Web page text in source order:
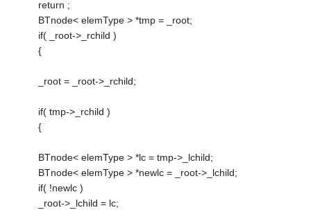
return ;
BTnode< elemType > *tmp = _root;
if( _root->_rchild )
{
_root = _root->_rchild;
if( tmp->_rchild )
{
BTnode< elemType > *lc = tmp->_lchild;
BTnode< elemType > *newlc = _root->_lchild;
if( !newlc )
_root->_lchild = lc;